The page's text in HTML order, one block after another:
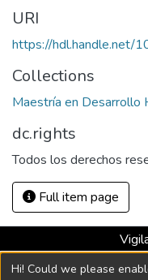
URI
https://hdl.handle.net/
Collections
Maestría en Desarrollo
dc.rights
Todos los derechos
Full item page
Universidad con
Hi! Could we please